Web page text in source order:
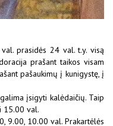
prasidės 24 val. t.y. visą
prašant taikos visam
pašaukimų į kunigystę, į
įsigyti kalėdaičių. Taip
15.00 val.
9.00, 10.00 val. Prakartėlės